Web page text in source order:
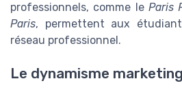
professionnels, comme le Paris
Paris, permettent aux
réseau professionnel.
Le dynamisme